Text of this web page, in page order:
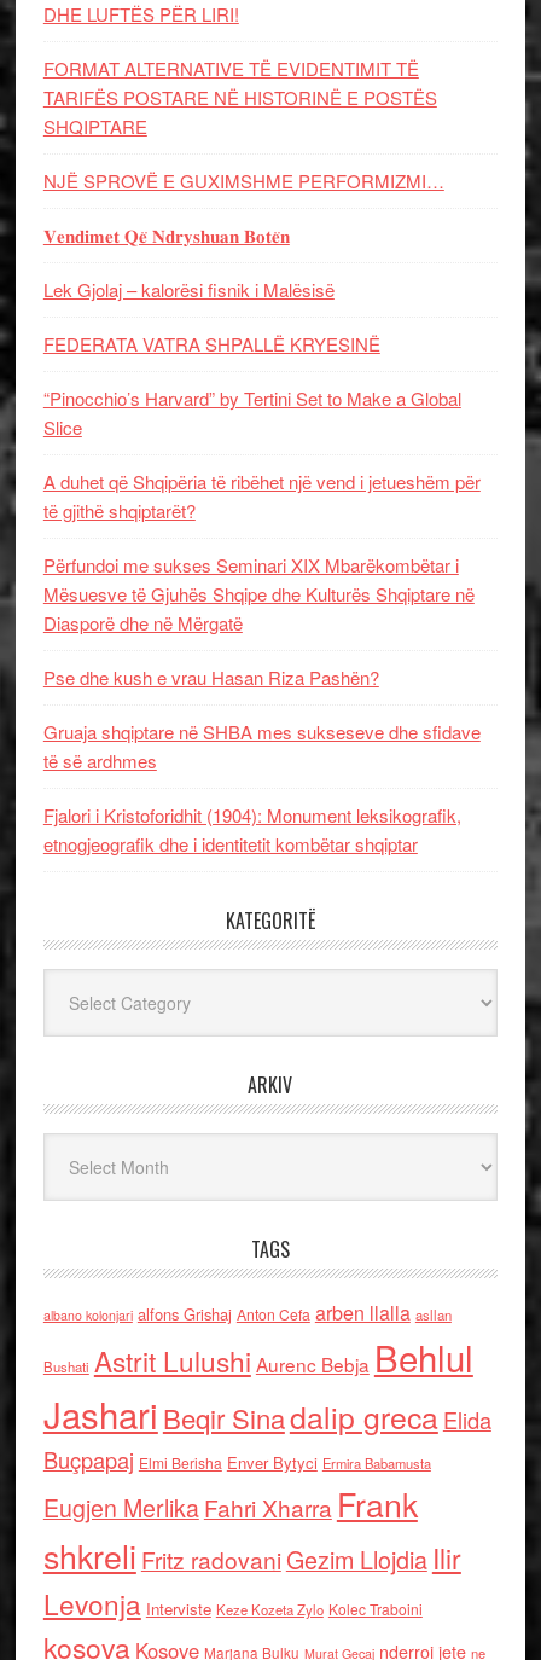
DHE LUFTЁS PЁR LIRI!
FORMAT ALTERNATIVE TË EVIDENTIMIT TË
TARIFËS POSTARE NË HISTORINË E POSTËS
SHQIPTARE
NJË SPROVË E GUXIMSHME PERFORMIZMI…
𝐕𝐞𝐧𝐝𝐢𝐦𝐞𝐭 𝐐𝐞̈ 𝐍𝐝𝐫𝐲𝐬𝐡𝐮𝐚𝐧 𝐁𝐨𝐭𝐞̈𝐧
Lek Gjolaj – kalorësi fisnik i Malësisë
FEDERATA VATRA SHPALLË KRYESINË
“Pinocchio’s Harvard” by Tertini Set to Make a Global
Slice
A duhet që Shqipëria të ribëhet një vend i jetueshëm për
të gjithë shqiptarët?
Përfundoi me sukses Seminari XIX Mbarëkombëtar i
Mësuesve të Gjuhës Shqipe dhe Kulturës Shqiptare në
Diasporë dhe në Mërgatë
Pse dhe kush e vrau Hasan Riza Pashën?
Gruaja shqiptare në SHBA mes sukseseve dhe sfidave
të së ardhmes
Fjalori i Kristoforidhit (1904): Monument leksikografik,
etnogjeografik dhe i identitetit kombëtar shqiptar
KATEGORITË
ARKIV
TAGS
albano kolonjari alfons Grishaj Anton Cefa arben llalla asllan
Bushati Astrit Lulushi Aurenc Bebja Behlul
Jashari Beqir Sinadalip grecaElida
Buçpapaj Elmi Berisha Enver Bytyci Ermira Babamusta
Eugjen MerlikaFahri Xharra Frank
shkreli Fritz radovaniGezim Llojdia Ilir
Levonja Interviste Keze Kozeta Zylo Kolec Traboini
kosova Kosove Marjana Bulku Murat Gecaj nderroi jete ne